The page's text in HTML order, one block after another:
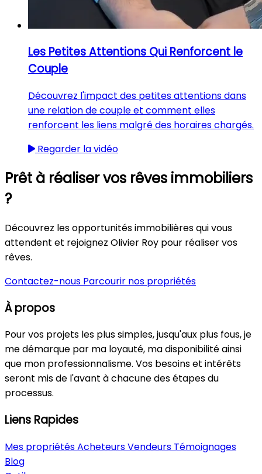
Les Petites Attentions Qui Renforcent le
Couple
Découvrez l'impact des petites attentions dans
une relation de couple et comment elles
renforcent les liens malgré des horaires chargés.
Regarder la vidéo
Prêt à réaliser vos rêves immobiliers
?
Découvrez les opportunités immobilières qui vous
attendent et rejoignez Olivier Roy pour réaliser vos
rêves.
Contactez-nous Parcourir nos propriétés
À propos
Pour vos projets les plus simples, jusqu'aux plus fous, je
me démarque par ma loyauté, ma disponibilité ainsi
que mon professionnalisme. Vos besoins et intérêts
seront mis de l'avant à chacune des étapes du
processus.
Liens Rapides
Mes propriétésAcheteursVendeurs Témoignages
Blog